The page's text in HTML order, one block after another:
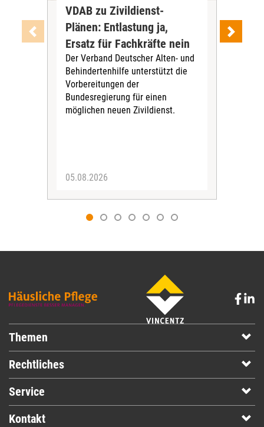
VDAB zu Zivildienst-
Plänen: Entlastung ja,
Ersatz für Fachkräfte nein
Der Verband Deutscher Alten- und
Behindertenhilfe unterstützt die
Vorbereitungen der
Bundesregierung für einen
möglichen neuen Zivildienst.
05.08.2026
Themen
Rechtliches
Service
Kontakt